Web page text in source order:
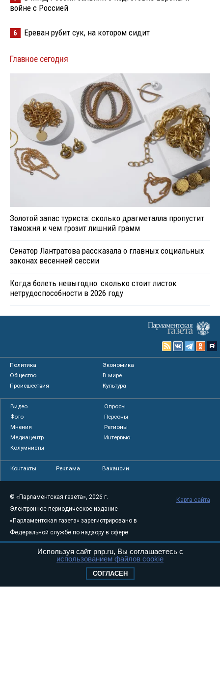
войне с Россией
6 Ереван рубит сук, на котором сидит
Главное сегодня
Золотой запас туриста: сколько драгметалла пропустит
таможня и чем грозит лишний грамм
Сенатор Лантратова рассказала о главных социальных
законах весенней сессии
Когда болеть невыгодно: сколько стоит листок
нетрудоспособности в 2026 году
Политика
Экономика
Общество
В мире
Происшествия
Культура
Видео
Опросы
Фото
Персоны
Мнения
Регионы
Медиацентр
Интервью
Колумнисты
Контакты Реклама Вакансии
© «Парламентская газета», 2026 г.
Электронное периодическое издание
«Парламентская газета» зарегистрировано в
Федеральной службе по надзору в сфере
связи, информационных технологий и
массовых коммуникаций (Роскомнадзор) 05
Свидетельство о регистрации Эл № ФС77-
Карта сайта
Используя сайт pnp.ru, Вы соглашаетесь с
использованием файлов cookie
СОГЛАСЕН